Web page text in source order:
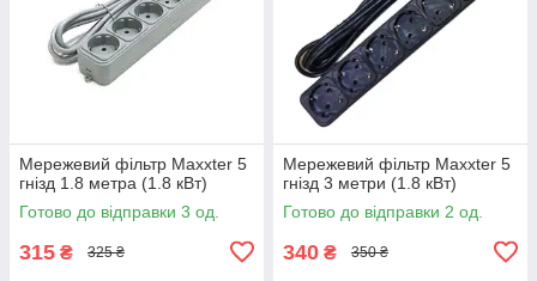
Мережевий фільтр Maxxter 5
гнізд 1.8 метра (1.8 кВт)
Готово до відправки 3 од.
315 ₴ 325 ₴
Мережевий фільтр Maxxter 5
гнізд 3 метри (1.8 кВт)
Готово до відправки 2 од.
340 ₴ 350 ₴